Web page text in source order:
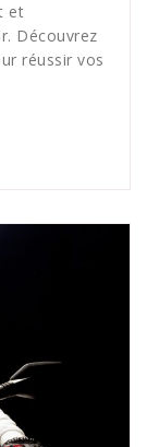
et
Découvrez
réussir vos